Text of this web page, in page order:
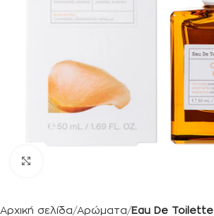
Αρχική σελίδα Αρώματα Eau De Toilette